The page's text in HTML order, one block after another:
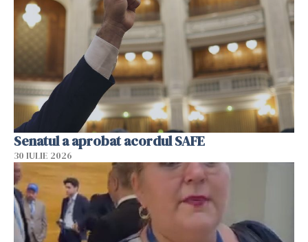
Senatul a aprobat acordul SAFE
30 IULIE 2026